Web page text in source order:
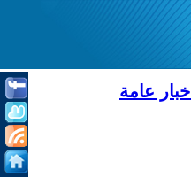
أخبار عامة